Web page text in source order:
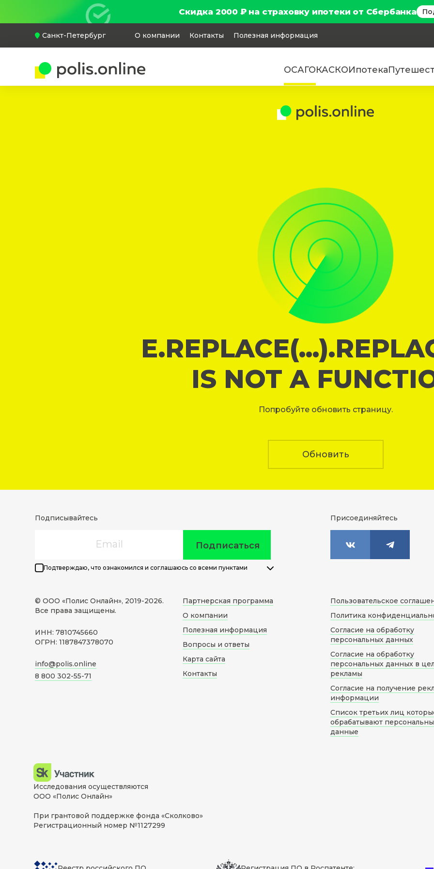
Скидка 2000 ₽ на страховку ипотеки от Сбербанка
Санкт-Петербург О компании Контакты Полезная информация
ОСАГОКАСКОИпотека
IS NOT A
Попробуйте обновить страницу.
Обновить
Подписывайтесь
Подписаться
Подтверждаю, что ознакомился и соглашаюсь со всеми пунктами
Присоединяйтесь
© ООО «Полис Онлайн», 2019-2026.
Все права защищены.
ИНН: 7810745660
ОГРН: 1187847378070
info@polis.online
8 800 302-55-71
Партнерская программа
О компании
Полезная информация
Вопросы и ответы
Карта сайта
Контакты
Пользовательское
Политика
Согласие на обработку
персональных данных
Согласие на обработку
персональных данных в
рекламы
Согласие на получение
информации
Список третьих лиц
обрабатывают
данные
Исследования осуществляются
ООО «Полис Онлайн»
При грантовой поддержке фонда «Сколково»
Регистрационный номер №1127299